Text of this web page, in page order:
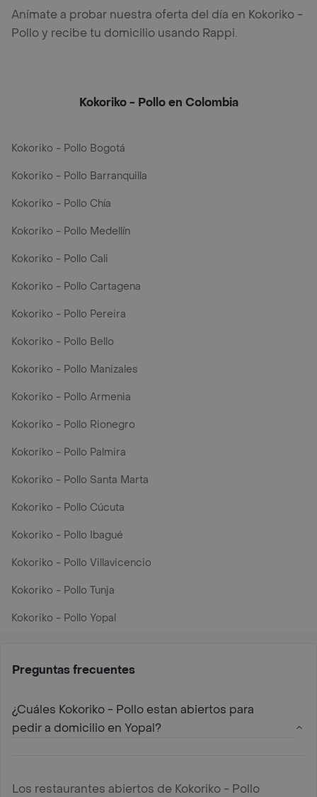
Anímate a probar nuestra oferta del día en Kokoriko -
Pollo y recibe tu domicilio usando Rappi.
Kokoriko - Pollo en Colombia
Kokoriko - Pollo Bogotá
Kokoriko - Pollo Barranquilla
Kokoriko - Pollo Chía
Kokoriko - Pollo Medellín
Kokoriko - Pollo Cali
Kokoriko - Pollo Cartagena
Kokoriko - Pollo Pereira
Kokoriko - Pollo Bello
Kokoriko - Pollo Manizales
Kokoriko - Pollo Armenia
Kokoriko - Pollo Rionegro
Kokoriko - Pollo Palmira
Kokoriko - Pollo Santa Marta
Kokoriko - Pollo Cúcuta
Kokoriko - Pollo Ibagué
Kokoriko - Pollo Villavicencio
Kokoriko - Pollo Tunja
Kokoriko - Pollo Yopal
Preguntas frecuentes
¿Cuáles Kokoriko - Pollo estan abiertos para
pedir a domicilio en Yopal?
Los restaurantes abiertos de Kokoriko - Pollo